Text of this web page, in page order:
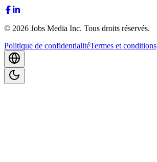
© 2026 Jobs Media Inc. Tous droits réservés.
Politique de confidentialitéTermes et conditions